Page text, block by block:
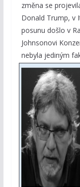
změna se
Donald Trump, v
posunu došlo v
Johnsonovi
nebyla jediným